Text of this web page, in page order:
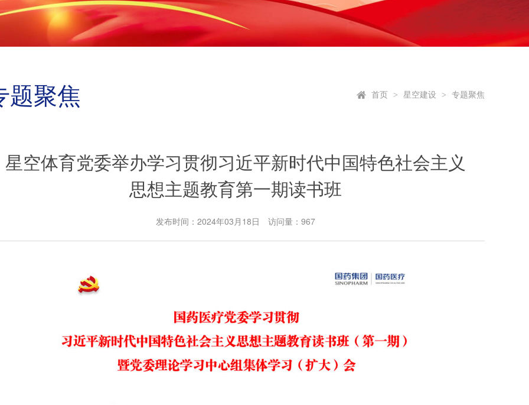
题聚焦 首页 > 星空建设 > 专题聚焦
星空体育党委举办学习贯彻习近平新时代中国特色社会主义
思想主题教育第一期读书班
发布时间：2024年03月18日 访问量：967